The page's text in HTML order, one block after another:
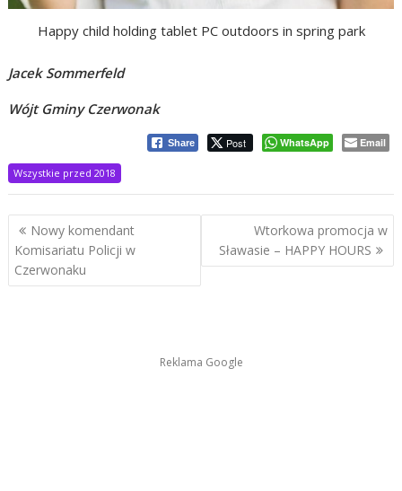
Happy child holding tablet PC outdoors in spring park
Jacek Sommerfeld
Wójt Gminy Czerwonak
Share Post WhatsApp Email
Wszystkie przed 2018
Nawigacja
wpisu
Nowy komendant
Komisariatu Policji w
Czerwonaku
Wtorkowa promocja w
Sławasie – HAPPY HOURS
Reklama Google